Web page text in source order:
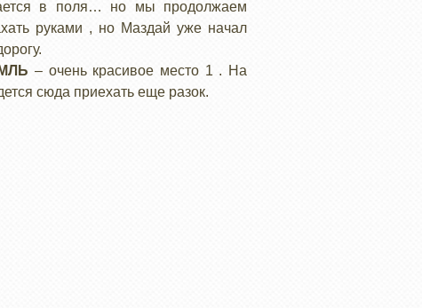
в поля… но мы продолжаем
руками , но Маздай уже начал
– очень красивое место 1 . На
сюда приехать еще разок.